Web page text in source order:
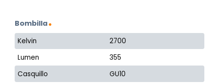
Bombilla
Kelvin
2700
Lumen
355
Casquillo
GU10